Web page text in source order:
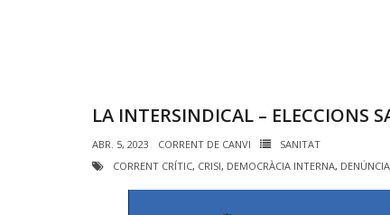
LA INTERSINDICAL – ELECCIONS
ABR. 5, 2023 CORRENT DE CANVI
SANITAT
CORRENT CRÍTIC, CRISI, DEMOCRÀCIA INTERNA, DENÚNCIA